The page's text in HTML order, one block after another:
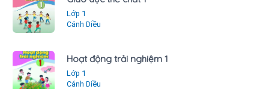
Lớp 1
Cánh Diều
Hoạt động trải nghiệm 1
Lớp 1
Cánh Diều